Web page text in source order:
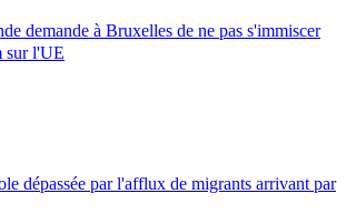
demande à Bruxelles de ne pas s'immiscer
sur l'UE
dépassée par l'afflux de migrants arrivant par